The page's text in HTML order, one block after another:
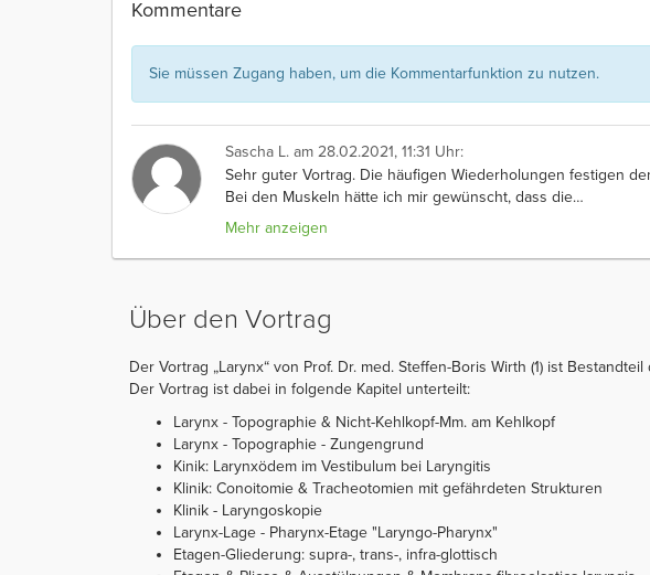
Kommentare
Sie müssen Zugang haben, um die Kommentarfunktion zu nutzen.
Sascha L. am 28.02.2021, 11:31 Uhr:
Sehr guter Vortrag. Die häufigen Wiederholungen festigen
Bei den Muskeln hätte ich mir gewünscht, dass die…
Mehr anzeigen
Über den Vortrag
Der Vortrag „Larynx“ von Prof. Dr. med. Steffen-Boris Wirth (1) ist
Der Vortrag ist dabei in folgende Kapitel unterteilt:
Larynx - Topographie & Nicht-Kehlkopf-Mm. am Kehlkopf
Larynx - Topographie - Zungengrund
Kinik: Larynxödem im Vestibulum bei Laryngitis
Klinik: Conoitomie & Tracheotomien mit gefährdeten Strukturen
Klinik - Laryngoskopie
Larynx-Lage - Pharynx-Etage "Laryngo-Pharynx"
Etagen-Gliederung: supra-, trans-, infra-glottisch